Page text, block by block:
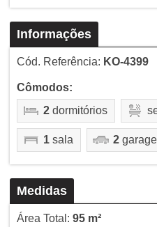
Informações
Cód. Referência: KO-4399
Cômodos:
2dormitórios
1sala 2
Medidas
Área Total: 95 m²